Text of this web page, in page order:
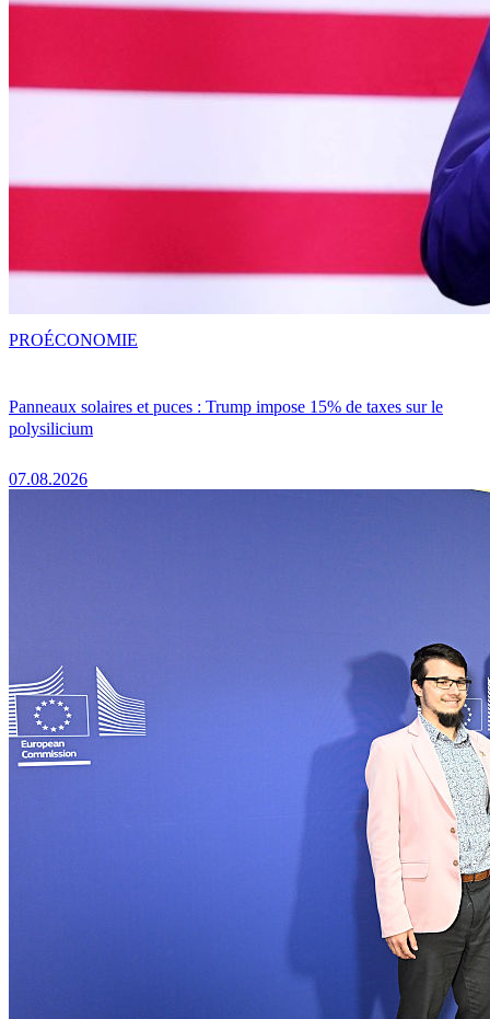
Panneaux solaires et puces : Trump impose 15% de taxes sur le
polysilicium
07.08.2026
PROÉCONOMIE